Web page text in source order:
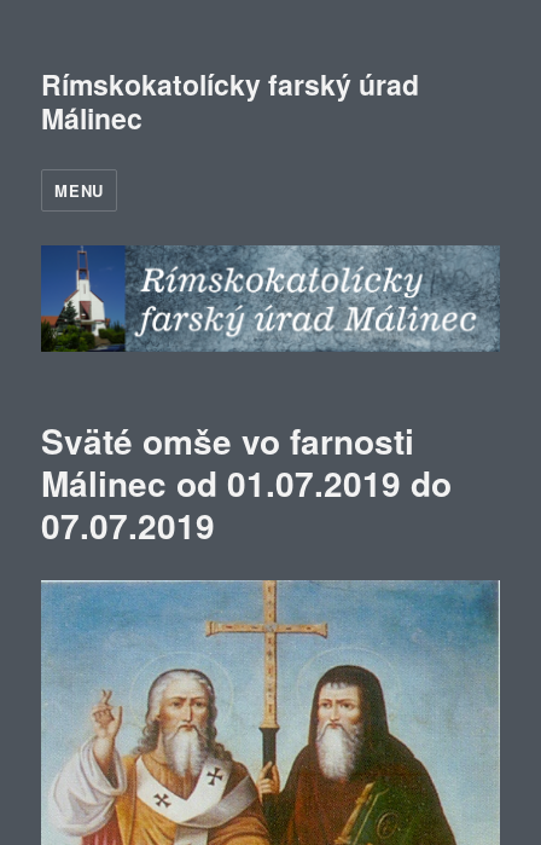
Rímskokatolícky farský úrad
Málinec
MENU
Sväté omše vo farnosti
Málinec od 01.07.2019 do
07.07.2019